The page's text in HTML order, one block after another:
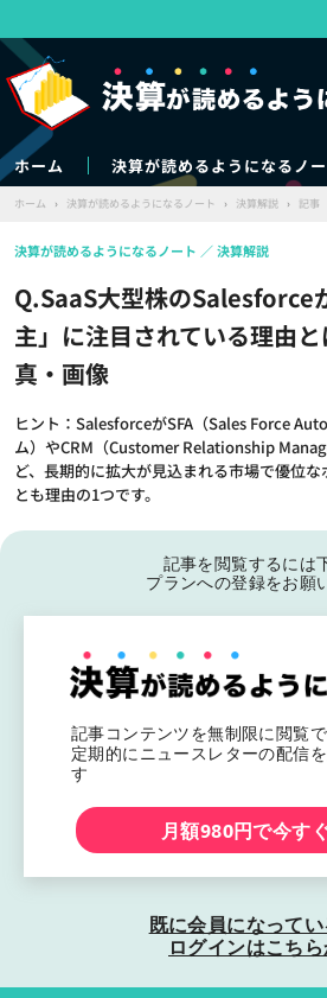
ホーム 決算が読めるようになるノ
ホーム › 決算が読めるようになるノート › 決算解説 › 記事
Q.SaaS大型株のSalesforce
主」に注目されている理由
真・画像
ヒント：SalesforceがSFA（Sales Force
ム）やCRM（Customer Relationship
ど、長期的に拡大が見込まれる市場で優位
とも理由の1つです。
決算が読めるようになるノート 決算解説
記事を閲覧するには
プランへの登録をお願
記事コンテンツを無制限に閲覧
定期的にニュースレターの配信
す
月額980円で今す
既に会員になって
ログインはこち